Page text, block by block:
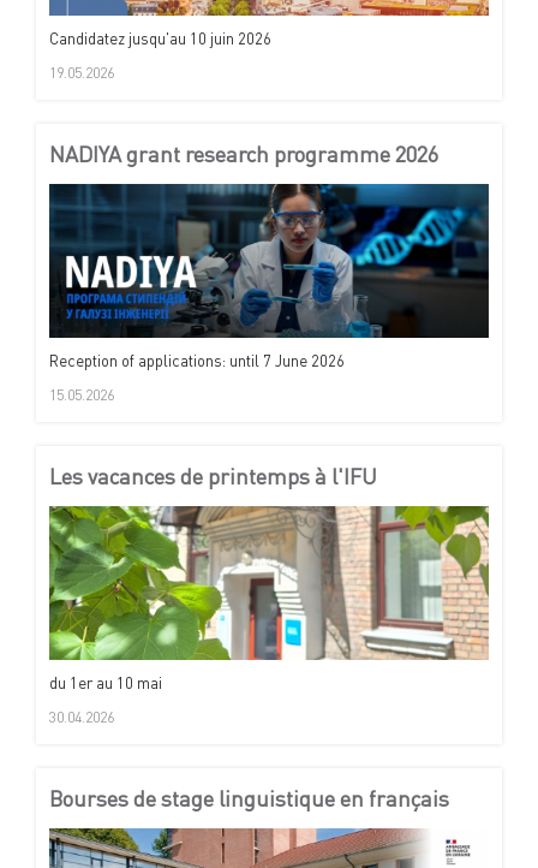
Candidatez jusqu'au 10 juin 2026
19.05.2026
NADIYA grant research programme 2026
Reception of applications: until 7 June 2026
15.05.2026
Les vacances de printemps à l'IFU
du 1er au 10 mai
30.04.2026
Bourses de stage linguistique en français